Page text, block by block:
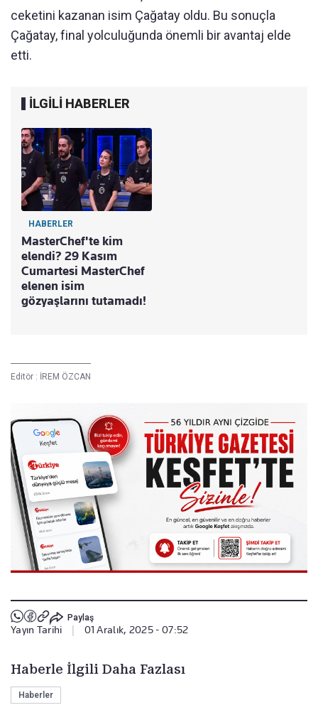
ceketini kazanan isim Çağatay oldu. Bu sonuçla
Çağatay, final yolculuğunda önemli bir avantaj elde
etti.
İLGİLİ HABERLER
HABERLER
MasterChef'te kim
elendi? 29 Kasım
Cumartesi MasterChef
elenen isim
gözyaşlarını tutamadı!
Editör : İREM ÖZCAN
Paylaş
Yayın Tarihi 01 Aralık, 2025 - 07:52
Haberle İlgili Daha Fazlası
Haberler